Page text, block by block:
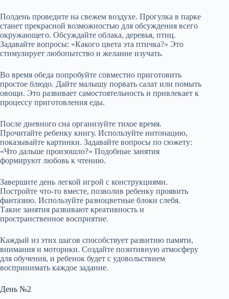
Полдень проведите на свежем воздухе. Прогулка в парке
станет прекрасной возможностью для обсуждения всего
окружающего. Обсуждайте облака, деревья, птиц.
Задавайте вопросы: «Какого цвета эта птичка?» Это
стимулирует любопытство и желание изучать.
Во время обеда попробуйте совместно приготовить
простое блюдо. Дайте малышу порвать салат или помыть
овощи. Это развивает самостоятельность и привлекает к
процессу приготовления еды.
После дневного сна организуйте тихое время.
Прочитайте ребенку книгу. Используйте интонацию,
показывайте картинки. Задавайте вопросы по сюжету:
«Что дальше произошло?» Подобные занятия
формируют любовь к чтению.
Завершите день легкой игрой с конструкциями.
Постройте что-то вместе, позволив ребенку проявить
фантазию. Используйте разноцветные блоки слебя.
Такие занятия развивают креативность и
пространственное восприятие.
Каждый из этих шагов способствует развитию памяти,
внимания и моторики. Создайте позитивную атмосферу
для обучения, и ребенок будет с удовольствием
воспринимать каждое задание.
День №2